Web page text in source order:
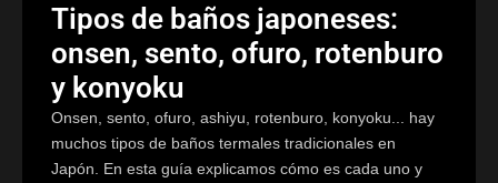
Tipos de baños japoneses:
onsen, sento, ofuro, rotenburo
y konyoku
Onsen, sento, ofuro, ashiyu, rotenburo, konyoku... hay
muchos tipos de baños termales tradicionales en
Japón. En esta guía explicamos cómo es cada uno y